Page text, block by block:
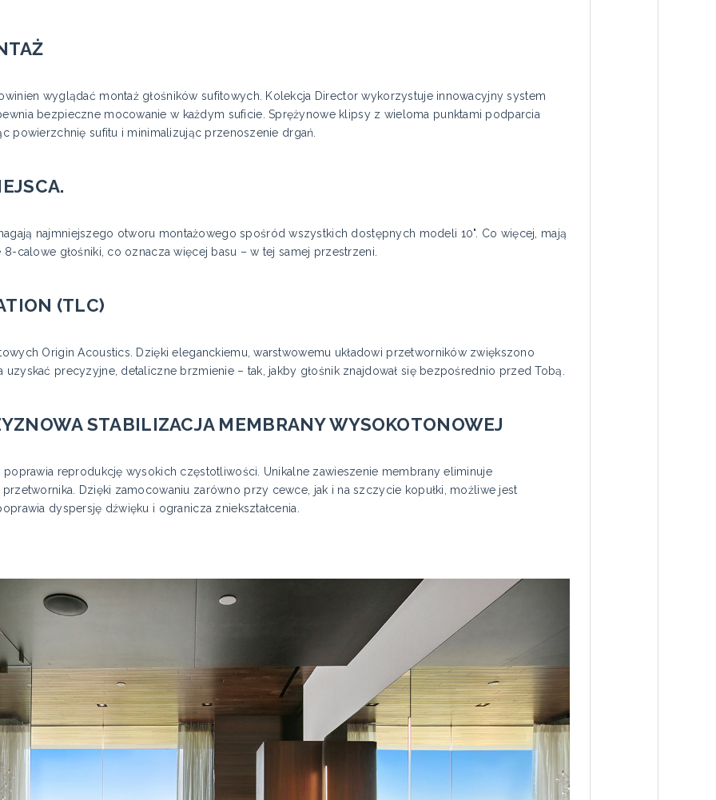
wyglądać montaż głośników sufitowych. Kolekcja Director wykorzystuje innowacyjny system
bezpieczne mocowanie w każdym suficie. Sprężynowe klipsy z wieloma punktami podparcia
powierzchnię sufitu i minimalizując przenoszenie drgań.
najmniejszego otworu montażowego spośród wszystkich dostępnych modeli 10". Co więcej, mają
calowe głośniki, co oznacza więcej basu – w tej samej przestrzeni.
(TLC)
Origin Acoustics. Dzięki eleganckiemu, warstwowemu układowi przetworników zwiększono
precyzyjne, detaliczne brzmienie – tak, jakby głośnik znajdował się bezpośrednio przed Tobą.
STABILIZACJA MEMBRANY WYSOKOTONOWEJ
poprawia reprodukcję wysokich częstotliwości. Unikalne zawieszenie membrany eliminuje
Dzięki zamocowaniu zarówno przy cewce, jak i na szczycie kopułki, możliwe jest
dyspersję dźwięku i ogranicza zniekształcenia.